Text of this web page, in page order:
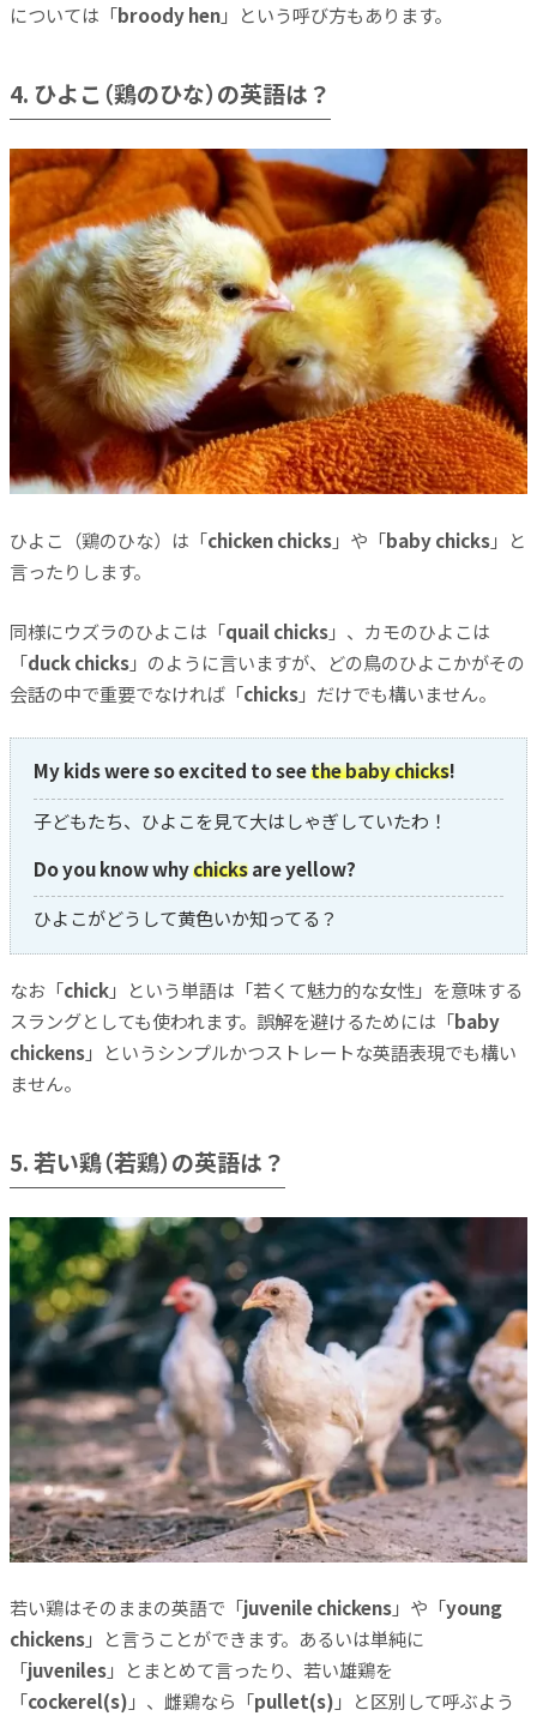
については「broody hen」という呼び方もあります。
4. ひよこ（鶏のひな）の英語は？
ひよこ（鶏のひな）は「chicken chicks」や「baby chicks」と
言ったりします。
同様にウズラのひよこは「quail chicks」、カモのひよこは
「duck chicks」のように言いますが、どの鳥のひよこかがその
会話の中で重要でなければ「chicks」だけでも構いません。
My kids were so excited to seethe baby chicks!
子どもたち、ひよこを見て大はしゃぎしていたわ！
Do you know whychicksare yellow?
ひよこがどうして黄色いか知ってる？
なお「chick」という単語は「若くて魅力的な女性」を意味する
スラングとしても使われます。誤解を避けるためには「baby
chickens」というシンプルかつストレートな英語表現でも構い
ません。
5. 若い鶏（若鶏）の英語は？
若い鶏はそのままの英語で「juvenile chickens」や「young
chickens」と言うことができます。あるいは単純に
「juveniles」とまとめて言ったり、若い雄鶏を
「cockerel(s) 」、雌鶏なら「pullet(s) 」と区別して呼ぶよう